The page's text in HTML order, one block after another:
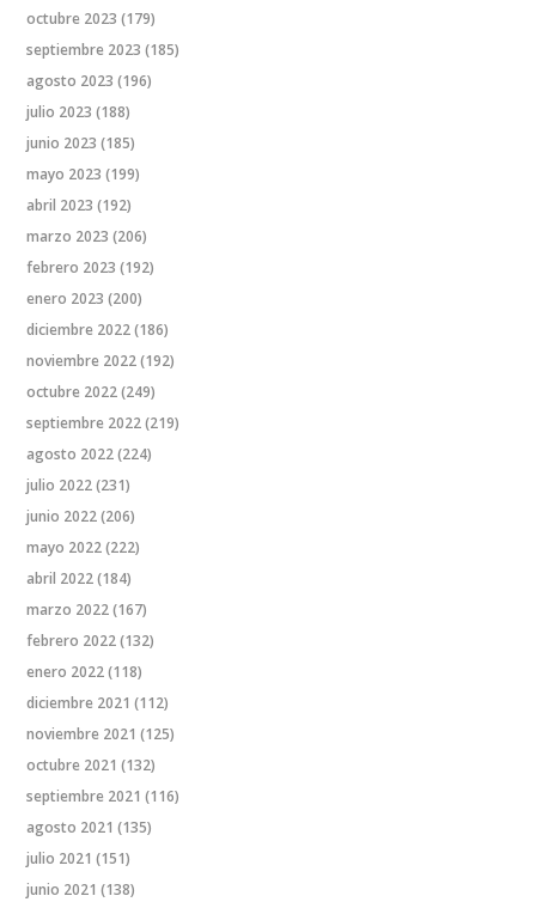
octubre 2023 (179)
septiembre 2023 (185)
agosto 2023 (196)
julio 2023 (188)
junio 2023 (185)
mayo 2023 (199)
abril 2023 (192)
marzo 2023 (206)
febrero 2023 (192)
enero 2023 (200)
diciembre 2022(186)
noviembre 2022(192)
octubre 2022(249)
septiembre 2022(219)
agosto 2022(224)
julio 2022(231)
junio 2022(206)
mayo 2022(222)
abril 2022(184)
marzo 2022(167)
febrero 2022(132)
enero 2022(118)
diciembre 2021 (112)
noviembre 2021 (125)
octubre 2021 (132)
septiembre 2021 (116)
agosto 2021 (135)
julio 2021 (151)
junio 2021 (138)